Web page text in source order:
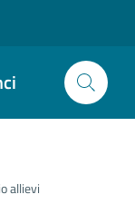
allievi